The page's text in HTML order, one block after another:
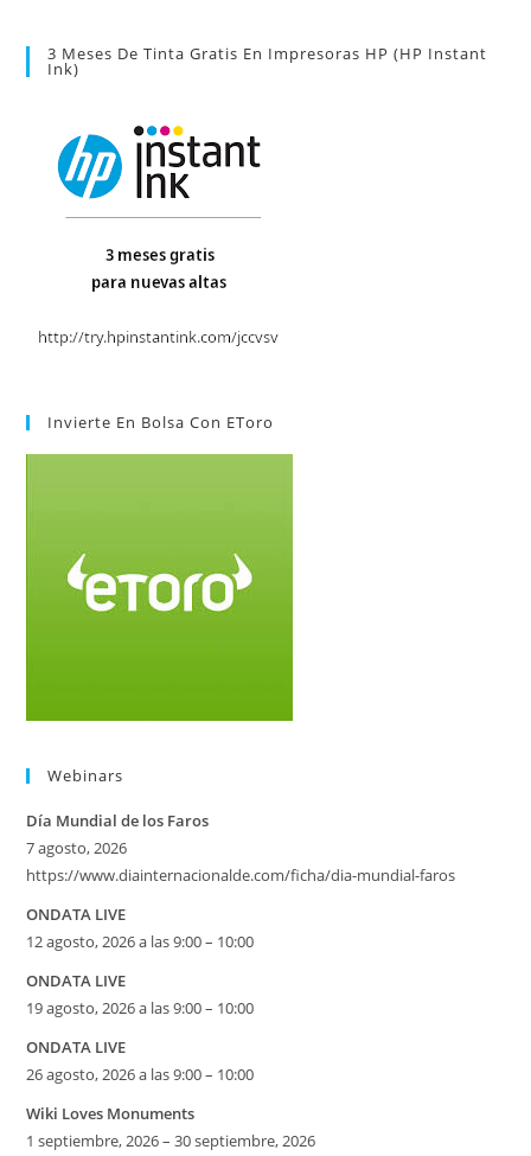
3 Meses De Tinta Gratis En Impresoras HP (HP Instant
Ink)
Invierte En Bolsa Con EToro
Webinars
Día Mundial de los Faros
7 agosto, 2026
https://www.diainternacionalde.com/ficha/dia-mundial-faros
ONDATA LIVE
12 agosto, 2026 a las 9:00 – 10:00
ONDATA LIVE
19 agosto, 2026 a las 9:00 – 10:00
ONDATA LIVE
26 agosto, 2026 a las 9:00 – 10:00
Wiki Loves Monuments
1 septiembre, 2026 – 30 septiembre, 2026